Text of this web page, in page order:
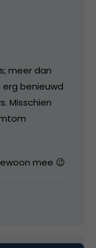
meer dan
benieuwd
Misschien
mee 😉